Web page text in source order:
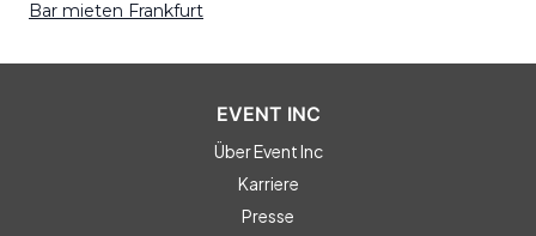
Bar mieten Frankfurt
EVENT INC
Über Event Inc
Karriere
Presse